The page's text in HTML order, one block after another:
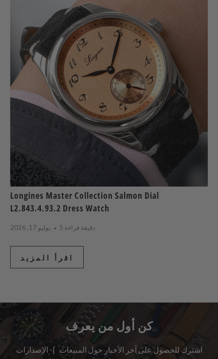
Longines Master Collection Salmon Dial
L2.843.4.93.2 Dress Watch
يوليو 17, 2026 5 دقيقة قراءة
اقرأ المزيد
كن أول من يعرف
اشترك للحصول على آخر الأخبار حول المبيعات | الإصدارات